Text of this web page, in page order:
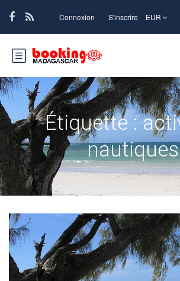
Connexion S'inscrire EUR
Étiquette :
nautiques
Voyages